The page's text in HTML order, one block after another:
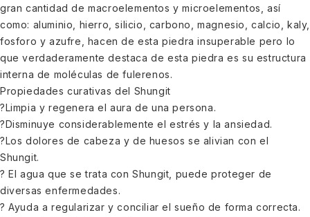
gran cantidad de macroelementos y microelementos, así
como: aluminio, hierro, silicio, carbono, magnesio, calcio, kaly,
fosforo y azufre, hacen de esta piedra insuperable pero lo
que verdaderamente destaca de esta piedra es su estructura
interna de moléculas de fulerenos.
Propiedades curativas del Shungit
?Limpia y regenera el aura de una persona.
?Disminuye considerablemente el estrés y la ansiedad.
?Los dolores de cabeza y de huesos se alivian con el
Shungit.
? El agua que se trata con Shungit, puede proteger de
diversas enfermedades.
? Ayuda a regularizar y conciliar el sueño de forma correcta.